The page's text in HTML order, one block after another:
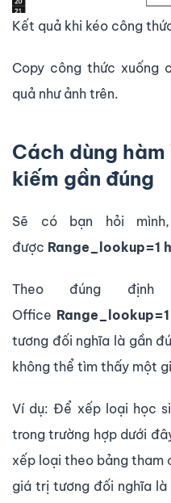
Kết quả khi kéo công
Copy công thức xuống
quả như ảnh trên.
Cách dùng hàm
kiếm gần đúng
Sẽ có bạn hỏi
được Range_lookup=1
Theo đúng định
Office Range_lookup=1
tương đối nghĩa là gần
không thể tìm thấy một
Ví dụ: Để xếp loại học
trong trường hợp dưới
xếp loại theo bảng
giá trị tương đối nghĩa